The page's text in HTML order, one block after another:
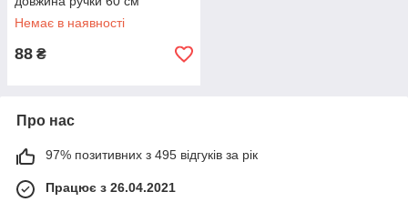
Немає в наявності
88 ₴
Про нас
97% позитивних з 495 відгуків за рік
Працює з 26.04.2021